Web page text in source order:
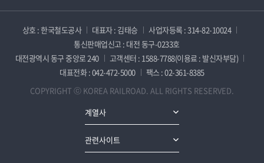
상호 : 한국철도공사 대표자 : 김태승
사업자등록 : 314-82-10024
통신판매업신고 : 대전 동구-0233호
대전광역시 동구 중앙로 240
고객센터 : 1588-7788(이용료 : 발신자부담)
대표전화 : 042-472-5000
팩스 : 02-361-8385
COPYRIGHT ⓒ KOREA RAILROAD. ALL RIGHTS RESERVED.
계열사
관련사이트